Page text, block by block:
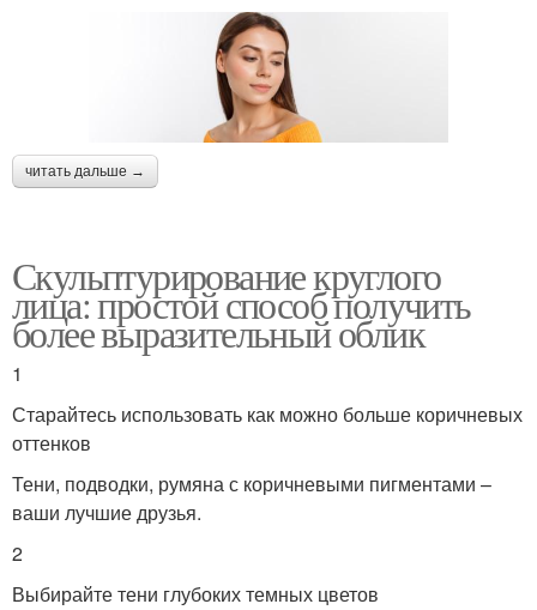
читать дальше →
Скульптурирование круглого
лица: простой способ получить
более выразительный облик
1
Старайтесь использовать как можно больше коричневых
оттенков
Тени, подводки, румяна с коричневыми пигментами –
ваши лучшие друзья.
2
Выбирайте тени глубоких темных цветов